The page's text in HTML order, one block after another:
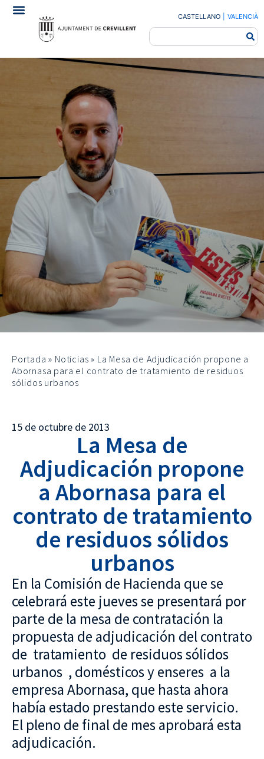
CASTELLANO VALENCIÀ
Portada » Noticias » La Mesa de Adjudicación propone a
Abornasa para el contrato de tratamiento de residuos
sólidos urbanos
15 de octubre de 2013
La Mesa de
Adjudicación propone
a Abornasa para el
contrato de tratamiento
de residuos sólidos
urbanos
En la Comisión de Hacienda que se
celebrará este jueves se presentará por
parte de la mesa de contratación la
propuesta de adjudicación del contrato
de tratamiento de residuos sólidos
urbanos , domésticos y enseres a la
empresa Abornasa, que hasta ahora
había estado prestando este servicio.
El pleno de final de mes aprobará esta
adjudicación.